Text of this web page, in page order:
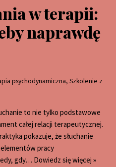
w terapii:
naprawdę
psychodynamiczna, Szkolenie z
to nie tylko podstawowe
całej relacji terapeutycznej.
pokazuje, że słuchanie
pracy
gdy… Dowiedz się więcej »